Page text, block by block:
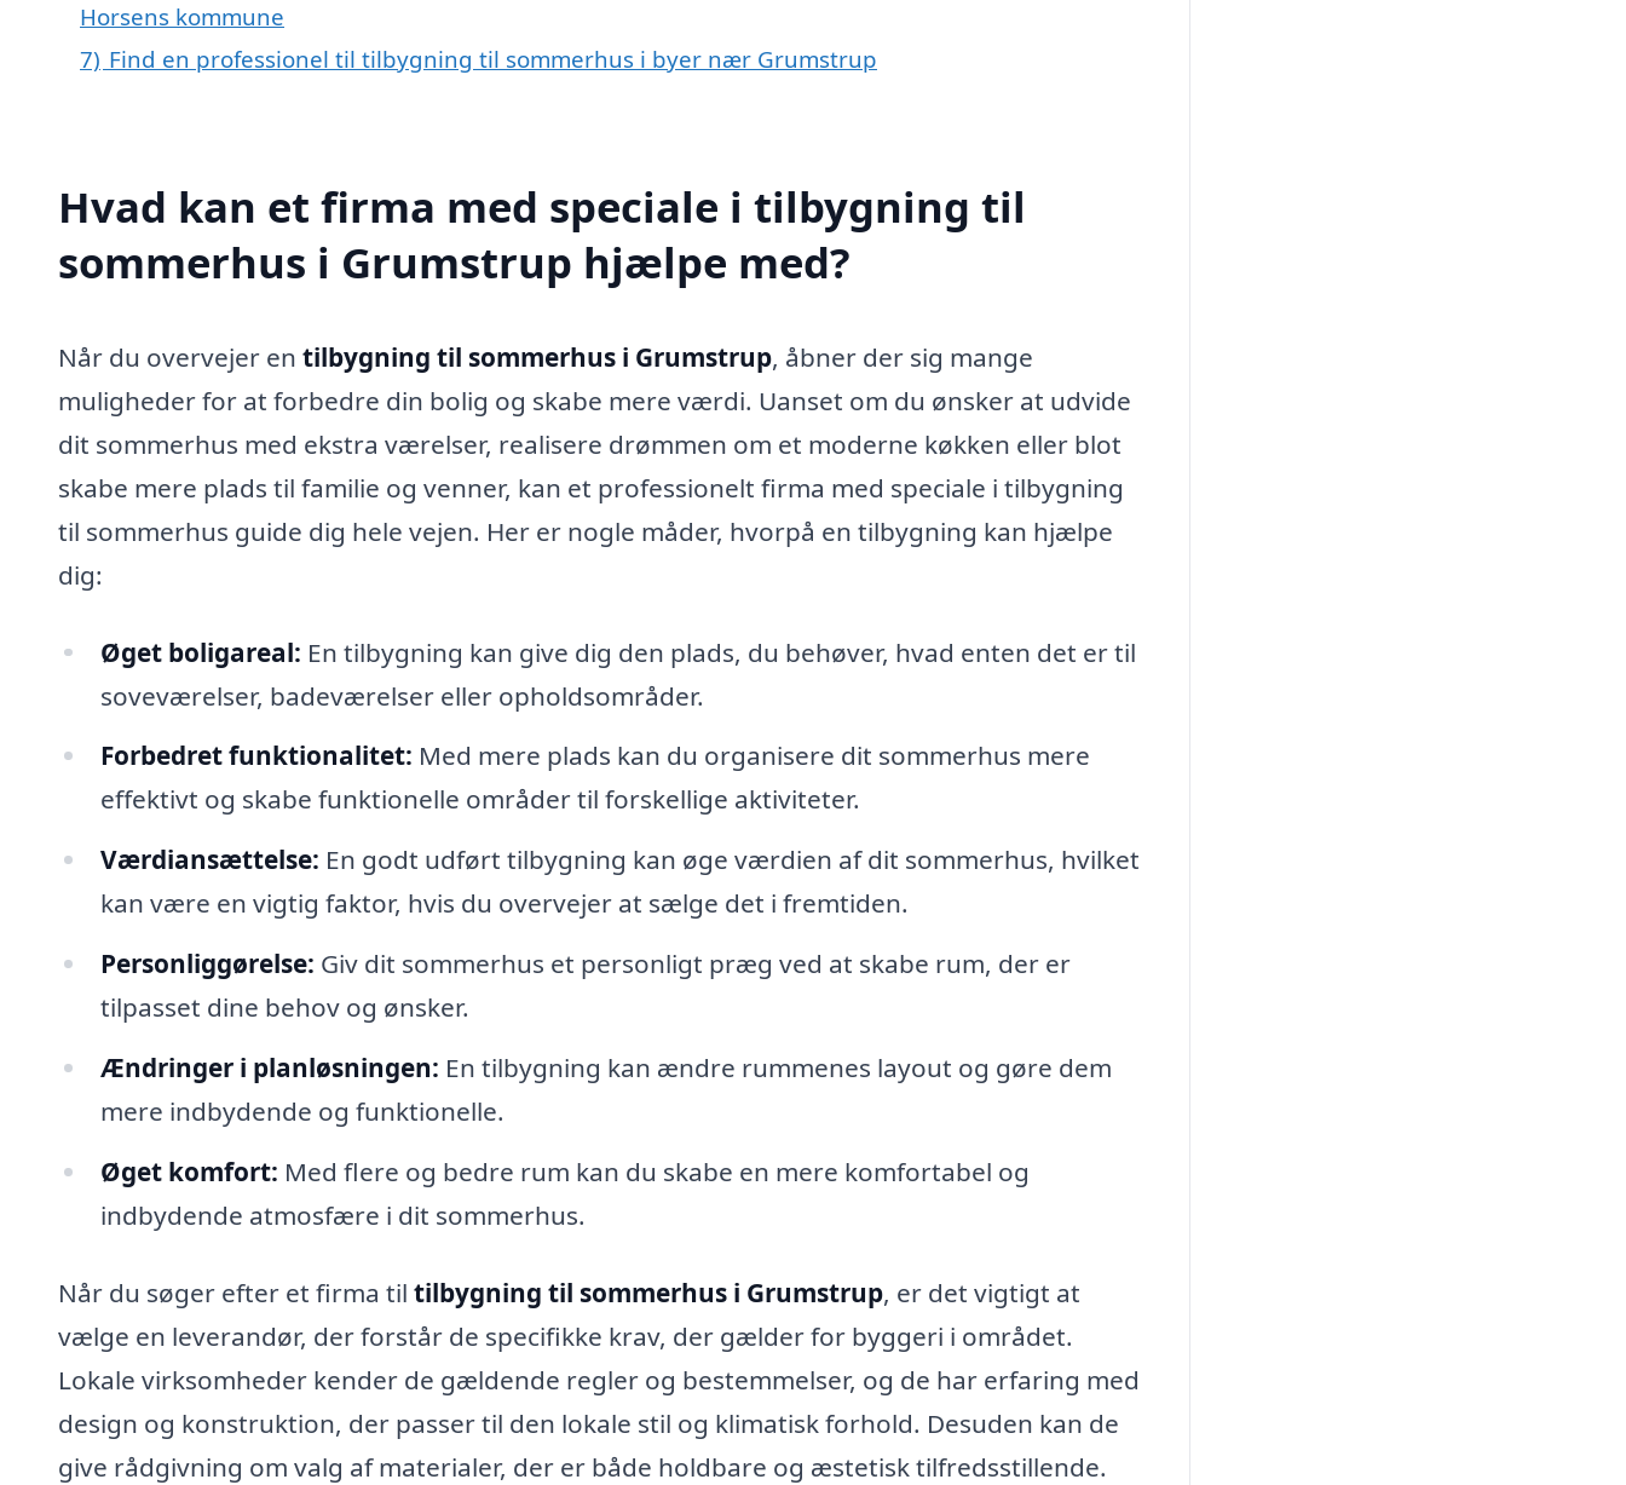
Horsens kommune
7) Find en professionel til tilbygning til sommerhus i byer nær Grumstrup
Hvad kan et firma med speciale i tilbygning til
sommerhus i Grumstrup hjælpe med?
Når du overvejer en tilbygning til sommerhus i Grumstrup, åbner der sig mange
muligheder for at forbedre din bolig og skabe mere værdi. Uanset om du ønsker at udvide
dit sommerhus med ekstra værelser, realisere drømmen om et moderne køkken eller blot
skabe mere plads til familie og venner, kan et professionelt firma med speciale i tilbygning
til sommerhus guide dig hele vejen. Her er nogle måder, hvorpå en tilbygning kan hjælpe
dig:
Øget boligareal: En tilbygning kan give dig den plads, du behøver, hvad enten det er til
soveværelser, badeværelser eller opholdsområder.
Forbedret funktionalitet: Med mere plads kan du organisere dit sommerhus mere
effektivt og skabe funktionelle områder til forskellige aktiviteter.
Værdiansættelse: En godt udført tilbygning kan øge værdien af dit sommerhus, hvilket
kan være en vigtig faktor, hvis du overvejer at sælge det i fremtiden.
Personliggørelse: Giv dit sommerhus et personligt præg ved at skabe rum, der er
tilpasset dine behov og ønsker.
Ændringer i planløsningen: En tilbygning kan ændre rummenes layout og gøre dem
mere indbydende og funktionelle.
Øget komfort: Med flere og bedre rum kan du skabe en mere komfortabel og
indbydende atmosfære i dit sommerhus.
Når du søger efter et firma til tilbygning til sommerhus i Grumstrup, er det vigtigt at
vælge en leverandør, der forstår de specifikke krav, der gælder for byggeri i området.
Lokale virksomheder kender de gældende regler og bestemmelser, og de har erfaring med
design og konstruktion, der passer til den lokale stil og klimatisk forhold. Desuden kan de
give rådgivning om valg af materialer, der er både holdbare og æstetisk tilfredsstillende.